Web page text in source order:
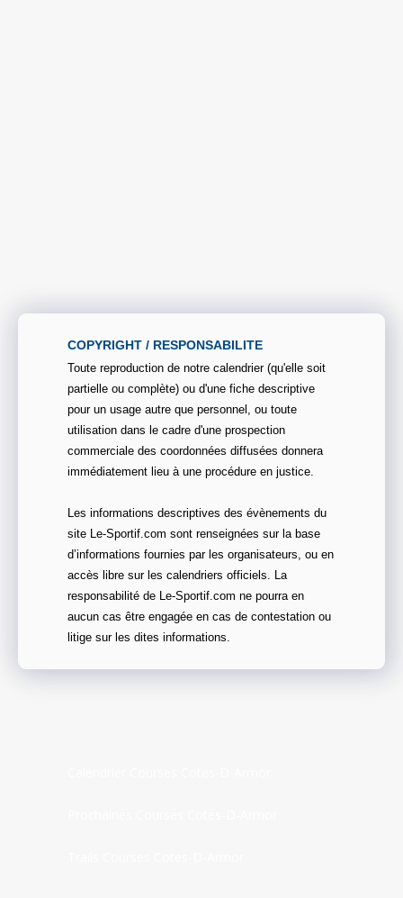
COPYRIGHT / RESPONSABILITE
Toute reproduction de notre calendrier (qu'elle soit
partielle ou complète) ou d'une fiche descriptive
pour un usage autre que personnel, ou toute
utilisation dans le cadre d'une prospection
commerciale des coordonnées diffusées donnera
immédiatement lieu à une procédure en justice.
Les informations descriptives des évènements du
site Le-Sportif.com sont renseignées sur la base
d’informations fournies par les organisateurs, ou en
accès libre sur les calendriers officiels. La
responsabilité de Le-Sportif.com ne pourra en
aucun cas être engagée en cas de contestation ou
litige sur les dites informations.